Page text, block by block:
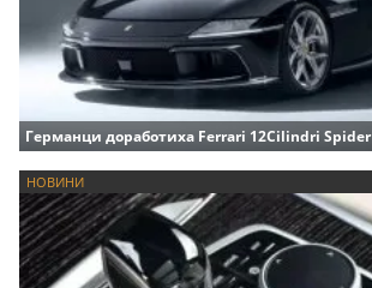
Германци доработиха Ferrari 12Cilindri Spider
НОВИНИ